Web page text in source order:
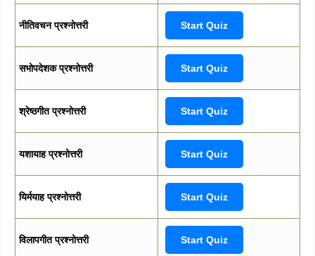
नीतिवचन प्रश्नोत्तरी Start Quiz
सभोपदेशक प्रश्नोत्तरी Start Quiz
श्रेष्ठगीत प्रश्नोत्तरी Start Quiz
यशायाह प्रश्नोत्तरी Start Quiz
यिर्मयाह प्रश्नोत्तरी Start Quiz
विलापगीत प्रश्नोत्तरी Start Quiz